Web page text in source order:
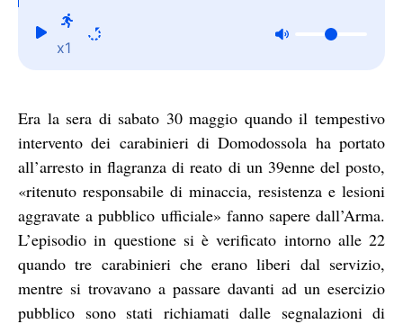
x1
Era la sera di sabato 30 maggio quando il tempestivo
intervento dei carabinieri di Domodossola ha portato
all’arresto in flagranza di reato di un 39enne del posto,
«ritenuto responsabile di minaccia, resistenza e lesioni
aggravate a pubblico ufficiale» fanno sapere dall’Arma.
L’episodio in questione si è verificato intorno alle 22
quando tre carabinieri che erano liberi dal servizio,
mentre si trovavano a passare davanti ad un esercizio
pubblico sono stati richiamati dalle segnalazioni di